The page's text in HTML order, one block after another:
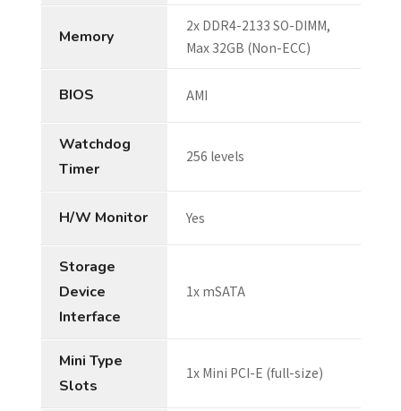
Memory
2x DDR4-2133 SO-DIMM,
Max 32GB (Non-ECC)
BIOS AMI
Watchdog
Timer
256 levels
H/W Monitor Yes
Storage
Device
Interface
1x mSATA
Mini Type
Slots
1x Mini PCI-E (full-size)